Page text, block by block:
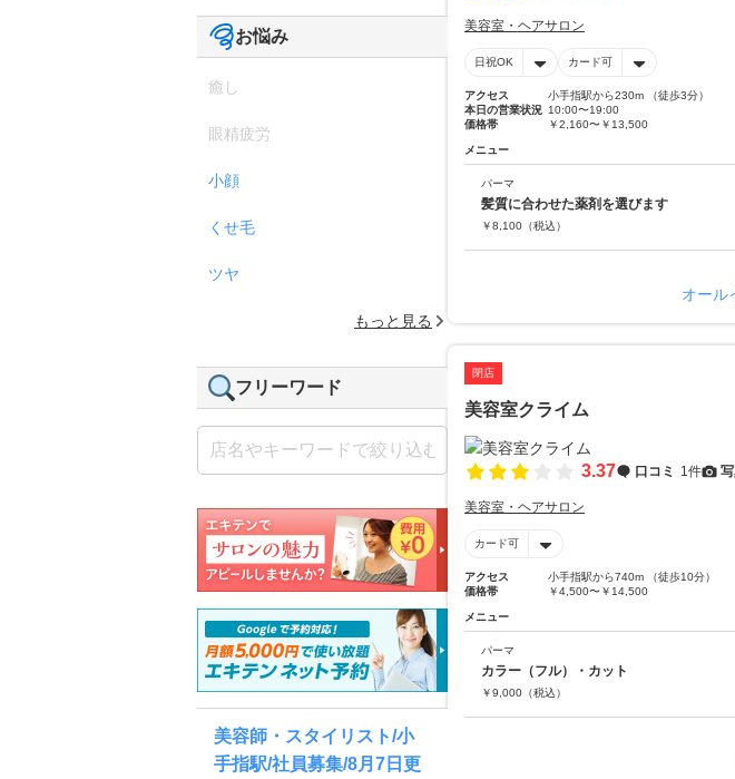
美容室・ヘアサロン
日祝OK カード可
アクセス
小手指駅から230m （徒歩3分）
本日の営業状況 10:00〜19:00
価格帯
￥2,160〜￥13,500
メニュー
パーマ
髪質に合わせた薬剤を選びます
￥8,100 （税込）
オール
閉店
美容室クライム
3.37 口コミ 1件
美容室・ヘアサロン
カード可
アクセス
小手指駅から740m （徒歩10分）
価格帯
￥4,500〜￥14,500
メニュー
パーマ
カラー（フル）・カット
￥9,000 （税込）
お悩み
癒し
眼精疲労
小顔
くせ毛
ツヤ
もっと見る
フリーワード
美容師・スタイリスト/小
手指駅/社員募集/8月7日更